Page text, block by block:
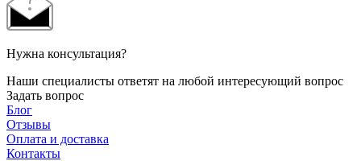
Нужна консультация?
Наши специалисты ответят на любой интересующий вопрос
Задать вопрос
Блог
Отзывы
Оплата и доставка
Контакты